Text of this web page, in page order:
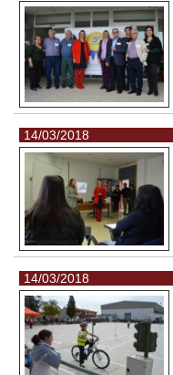
14/03/2018
14/03/2018